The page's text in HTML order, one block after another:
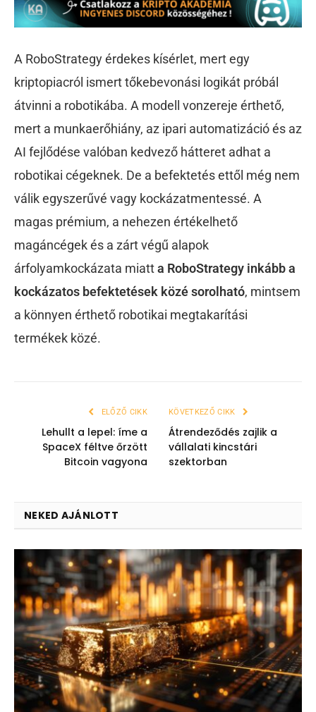
A RoboStrategy érdekes kísérlet, mert egy
kriptopiacról ismert tőkebevonási logikát próbál
átvinni a robotikába. A modell vonzereje érthető,
mert a munkaerőhiány, az ipari automatizáció és az
AI fejlődése valóban kedvező hátteret adhat a
robotikai cégeknek. De a befektetés ettől még nem
válik egyszerűvé vagy kockázatmentessé. A
magas prémium, a nehezen értékelhető
magáncégek és a zárt végű alapok
árfolyamkockázata miatta RoboStrategy inkább a
kockázatos befektetések közé sorolható, mintsem
a könnyen érthető robotikai megtakarítási
termékek közé.
ELŐZŐ CIKK
Lehullt a lepel: íme a
SpaceX féltve őrzött
Bitcoin vagyona
KÖVETKEZŐ CIKK
Átrendeződés zajlik a
vállalati kincstári
szektorban
NEKED AJÁNLOTT